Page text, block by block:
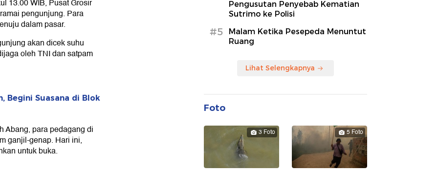
13.00 WIB, Pusat Grosir
pengunjung. Para
dalam pasar.
akan dicek suhu
oleh TNI dan satpam
Begini Suasana di Blok
Abang, para pedagang di
ganjil-genap. Hari ini,
untuk buka.
Pengusutan Penyebab Kematian
Sutrimo ke Polisi
#5
Malam Ketika Pesepeda Menuntut
Ruang
Lihat Selengkapnya
Foto
3 Foto 5 Foto